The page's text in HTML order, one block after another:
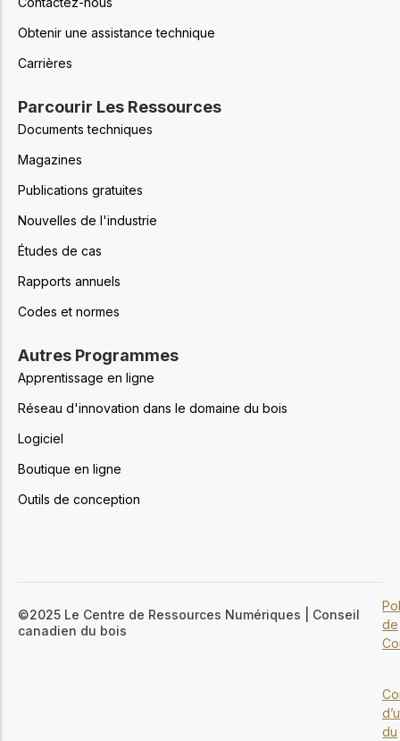
Obtenir une assistance technique
Carrières
Parcourir Les Ressources
Documents techniques
Magazines
Publications gratuites
Nouvelles de l'industrie
Études de cas
Rapports annuels
Codes et normes
Autres Programmes
Apprentissage en ligne
Réseau d'innovation dans le domaine du bois
Logiciel
Boutique en ligne
Outils de conception
©2025 Le Centre de Ressources Numériques | Conseil
canadien du bois
de
du